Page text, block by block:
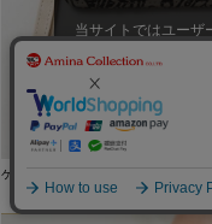
ケイトトライバルカードケース
当サイトではユーザ